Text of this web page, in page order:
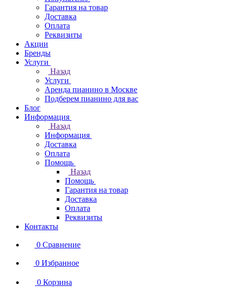
Гарантия на товар
Доставка
Оплата
Реквизиты
Акции
Бренды
Услуги
Назад
Услуги
Аренда пианино в Москве
Подберем пианино для вас
Блог
Информация
Назад
Информация
Доставка
Оплата
Помощь
Назад
Помощь
Гарантия на товар
Доставка
Оплата
Реквизиты
Контакты
0 Сравнение
0 Избранное
0 Корзина